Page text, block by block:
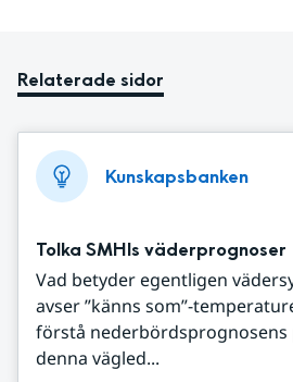
Relaterade sidor
Kunskapsbanken
Tolka SMHIs väderprognoser
Vad betyder egentligen
avser ”känns som”-
förstå
denna vägled...